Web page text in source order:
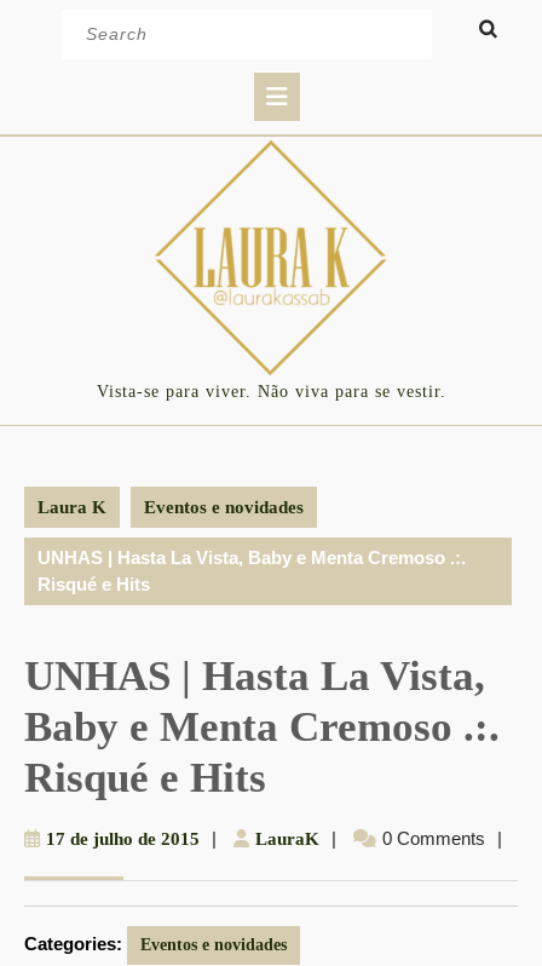
Button
Vista-se para viver. Não viva para se vestir.
Laura K Eventos e novidades
UNHAS | Hasta La Vista, Baby e Menta Cremoso .:.
Risqué e Hits
UNHAS | Hasta La Vista,
Baby e Menta Cremoso .:.
Risqué e Hits
17 de julho de 2015 17
2015
| LauraK LauraK
| 0 Comments |
Categories: Eventos e novidades